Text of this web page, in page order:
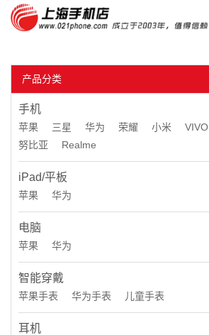
二手回收
同城闪送
企业采购
联系我们
产品分类
手机
苹果 三星 华为 荣耀 小米 VIVO
努比亚
Realme
iPad/平板
苹果 华为
电脑
苹果 华为
智能穿戴
苹果手表 华为手表 儿童手表
耳机